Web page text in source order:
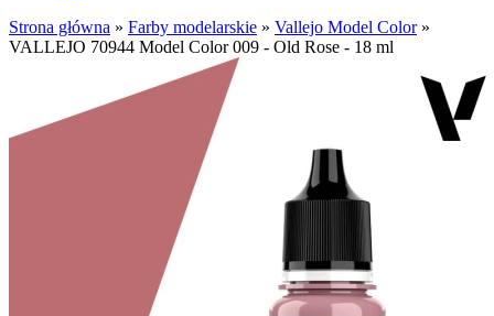
Strona główna » Farby modelarskie » Vallejo Model Color»
VALLEJO 70944 Model Color 009 - Old Rose - 18 ml